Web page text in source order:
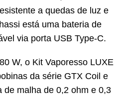
a quedas de luz e
está uma bateria de
via porta USB Type-C.
W, o Kit Vaporesso LUXE
da série GTX Coil e
de malha de 0,2 ohm e 0,3